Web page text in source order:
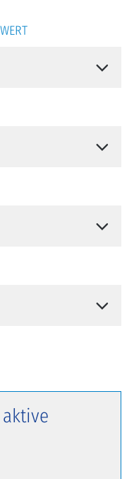
aktive